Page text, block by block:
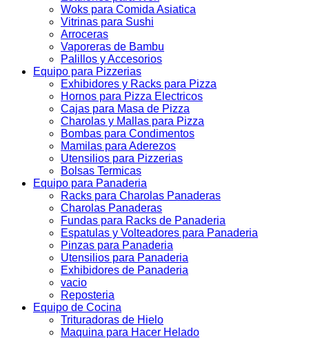
Woks para Comida Asiatica
Vitrinas para Sushi
Arroceras
Vaporeras de Bambu
Palillos y Accesorios
Equipo para Pizzerias
Exhibidores y Racks para Pizza
Hornos para Pizza Electricos
Cajas para Masa de Pizza
Charolas y Mallas para Pizza
Bombas para Condimentos
Mamilas para Aderezos
Utensilios para Pizzerias
Bolsas Termicas
Equipo para Panaderia
Racks para Charolas Panaderas
Charolas Panaderas
Fundas para Racks de Panaderia
Espatulas y Volteadores para Panaderia
Pinzas para Panaderia
Utensilios para Panaderia
Exhibidores de Panaderia
vacio
Reposteria
Equipo de Cocina
Trituradoras de Hielo
Maquina para Hacer Helado